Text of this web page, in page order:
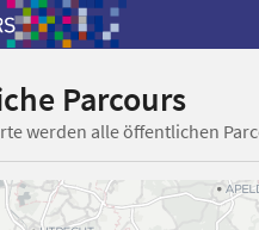
Parcours
werden alle öffentlichen